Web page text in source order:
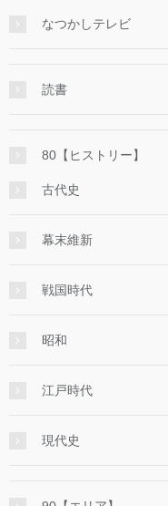
なつかしテレビ
読書
80【ヒストリー】
古代史
幕末維新
戦国時代
昭和
江戸時代
現代史